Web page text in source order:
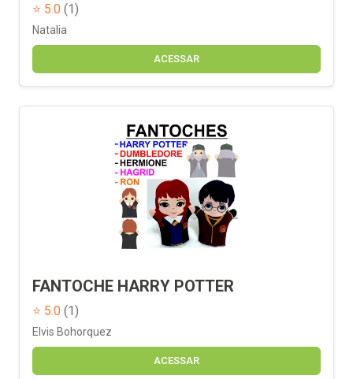
⭐ 5.0 (1)
Natalia
ACESSAR
FANTOCHE HARRY POTTER
⭐ 5.0 (1)
Elvis Bohorquez
ACESSAR